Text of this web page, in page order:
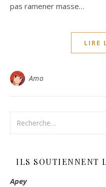
pas ramener masse…
LIRE
Amo
ILS SOUTIENNENT
Apey